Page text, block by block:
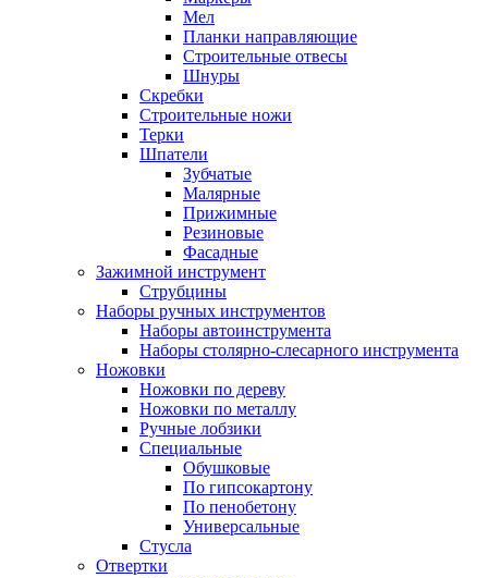
Мел
Планки направляющие
Строительные отвесы
Шнуры
Скребки
Строительные ножи
Терки
Шпатели
Зубчатые
Малярные
Прижимные
Резиновые
Фасадные
Зажимной инструмент
Струбцины
Наборы ручных инструментов
Наборы автоинструмента
Наборы столярно-слесарного инструмента
Ножовки
Ножовки по дереву
Ножовки по металлу
Ручные лобзики
Специальные
Обушковые
По гипсокартону
По пенобетону
Универсальные
Стусла
Отвертки